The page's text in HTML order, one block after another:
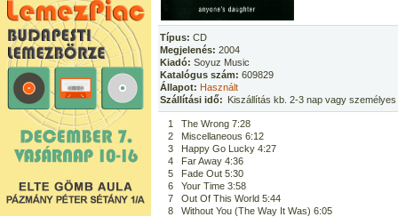
Típus: CD
Megjelenés: 2004
Kiadó: Soyuz Music
Katalógus szám: 609829
Állapot: Használt
Szállítási idő: Kiszállítás kb. 2-3 nap vagy
1
The Wrong 7:28
2
Miscellaneous 6:12
3
Happy Go Lucky 4:27
4
Far Away 4:36
5
Fade Out 5:30
6
Your Time 3:58
7
Out Of This World 5:44
8
Without You (The Way It Was) 6:05